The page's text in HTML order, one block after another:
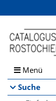
direkt zum Inhalt
Menü
Suche